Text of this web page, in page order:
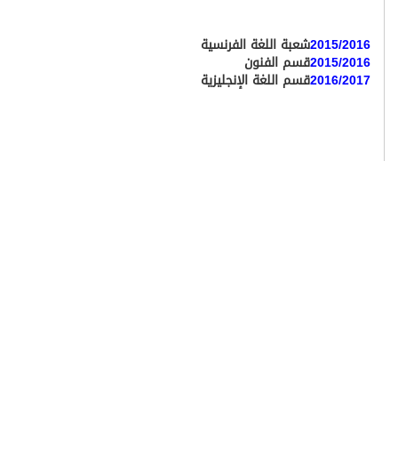
2015/2016شعبة اللغة الفرنسية
2015/2016قسم الفنون
2016/2017قسم اللغة الإنجليزية